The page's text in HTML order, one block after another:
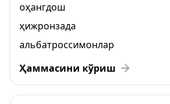
оҳангдош
ҳижронзада
альбатроссимонлар
Ҳаммасини кўриш